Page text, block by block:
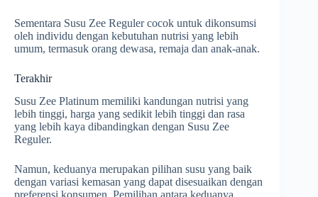
Sementara Susu Zee Reguler cocok untuk dikonsumsi
oleh individu dengan kebutuhan nutrisi yang lebih
umum, termasuk orang dewasa, remaja dan anak-anak.
Terakhir
Susu Zee Platinum memiliki kandungan nutrisi yang
lebih tinggi, harga yang sedikit lebih tinggi dan rasa
yang lebih kaya dibandingkan dengan Susu Zee
Reguler.
Namun, keduanya merupakan pilihan susu yang baik
dengan variasi kemasan yang dapat disesuaikan dengan